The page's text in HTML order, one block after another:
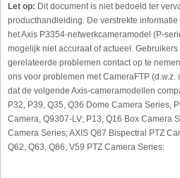
Let op: Dit document is niet bedoeld ter
producthandleiding. De verstrekte
het Axis P3354-netwerkcameramodel (P-
mogelijk niet accuraat of actueel.
gerelateerde problemen contact op te
ons voor problemen met CameraFTP
dat de volgende Axis-cameramodellen
P32, P39, Q35, Q36 Dome Camera Series,
Camera, Q9307-LV; P13, Q16 Box Camera
Camera Series; AXIS Q87 Bispectral PTZ
Q62, Q63, Q86, V59 PTZ Camera Series: